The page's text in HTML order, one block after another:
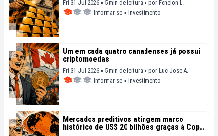
Fri 31 Jul 2026 ▪ 5 min de leitura ▪ por Fenelon L.
Informar-se ▪ Investimento
Um em cada quatro canadenses já possui
criptomoedas
Fri 31 Jul 2026 ▪ 5 min de leitura ▪ por Luc Jose A.
Informar-se ▪ Investimento
Mercados preditivos atingem marco
histórico de US$ 20 bilhões graças à Copa